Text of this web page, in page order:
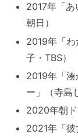
2017年「
朝日）
2019年「
子・TBS）
2019年「
ー」（寺島
2020年朝ド
2021年「